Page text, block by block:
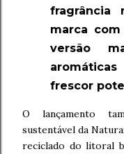
fragrância
marca
versão
frescor
O lançamento
sustentável da
reciclado do litoral